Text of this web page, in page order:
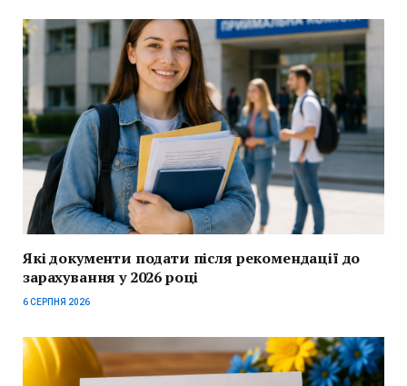
Які документи подати після рекомендації до
зарахування у 2026 році
6 СЕРПНЯ 2026